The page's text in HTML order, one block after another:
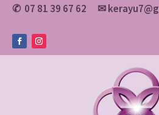
✆ 07 81 39 67 62 ✉